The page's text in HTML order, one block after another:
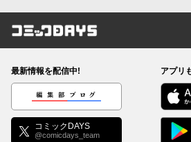
コミックDAYS
最新情報を配信中!
編集部ブログ
コミックDAYS
@comicdays_team
アプリ